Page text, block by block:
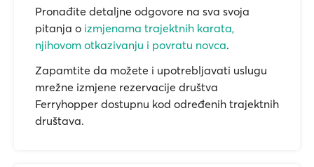
Pronađite detaljne odgovore na sva svoja
pitanja o izmjenama trajektnih karata,
njihovom otkazivanju i povratu novca.
Zapamtite da možete i upotrebljavati uslugu
mrežne izmjene rezervacije društva
Ferryhopper dostupnu kod određenih trajektnih
društava.